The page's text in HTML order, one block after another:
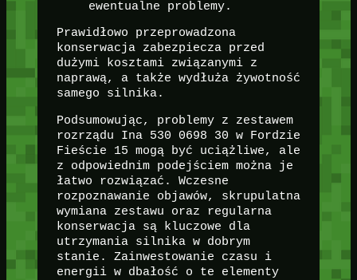
ewentualne problemy.
Prawidłowo przeprowadzona
konserwacja zabezpiecza przed
dużymi kosztami związanymi z
naprawą, a także wydłuża żywotność
samego silnika.
Podsumowując, problemy z zestawem
rozrządu Ina 530 0698 30 w Fordzie
Fieście 15 mogą być uciążliwe, ale
z odpowiednim podejściem można je
łatwo rozwiązać. Wczesne
rozpoznawanie objawów, skrupulatna
wymiana zestawu oraz regularna
konserwacja są kluczowe dla
utrzymania silnika w dobrym
stanie. Zainwestowanie czasu i
energii w dbałość o te elementy